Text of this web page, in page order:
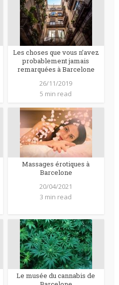
Les choses que vous n’avez
probablement jamais
remarquées à Barcelone
26/11/2019
5 min read
Massages érotiques à
Barcelone
20/04/2021
3 min read
Le musée du cannabis de